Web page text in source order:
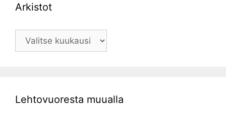
Arkistot
Arkistot
Lehtovuoresta muualla